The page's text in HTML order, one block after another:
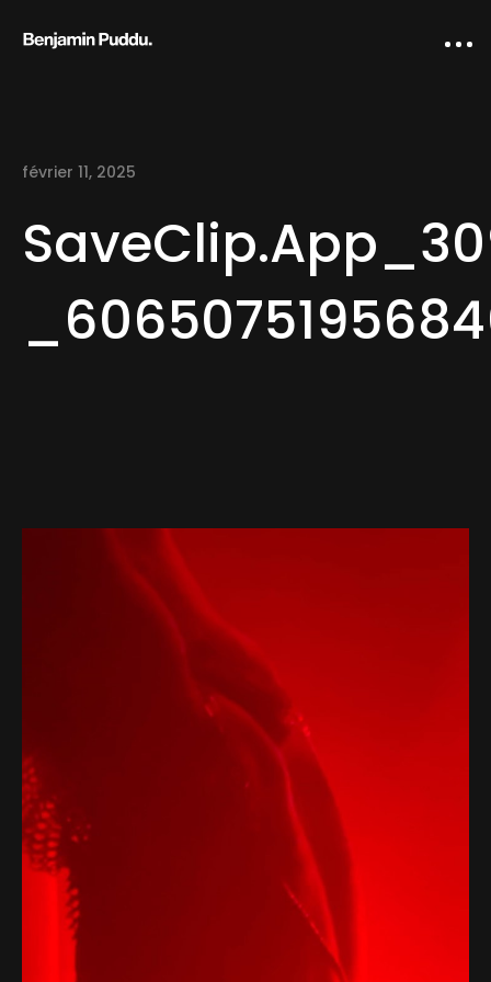
Home
Web-design
About
Contact
février 11, 2025